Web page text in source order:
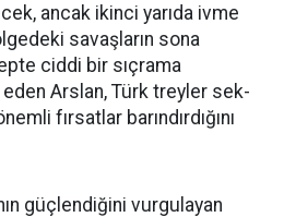
ancak ikinci yarıda ivme
savaşların sona
ciddi bir sıçrama
Arslan, Türk treyler sek­
fır­satlar barındırdığını
güçlendiğini vurgulayan